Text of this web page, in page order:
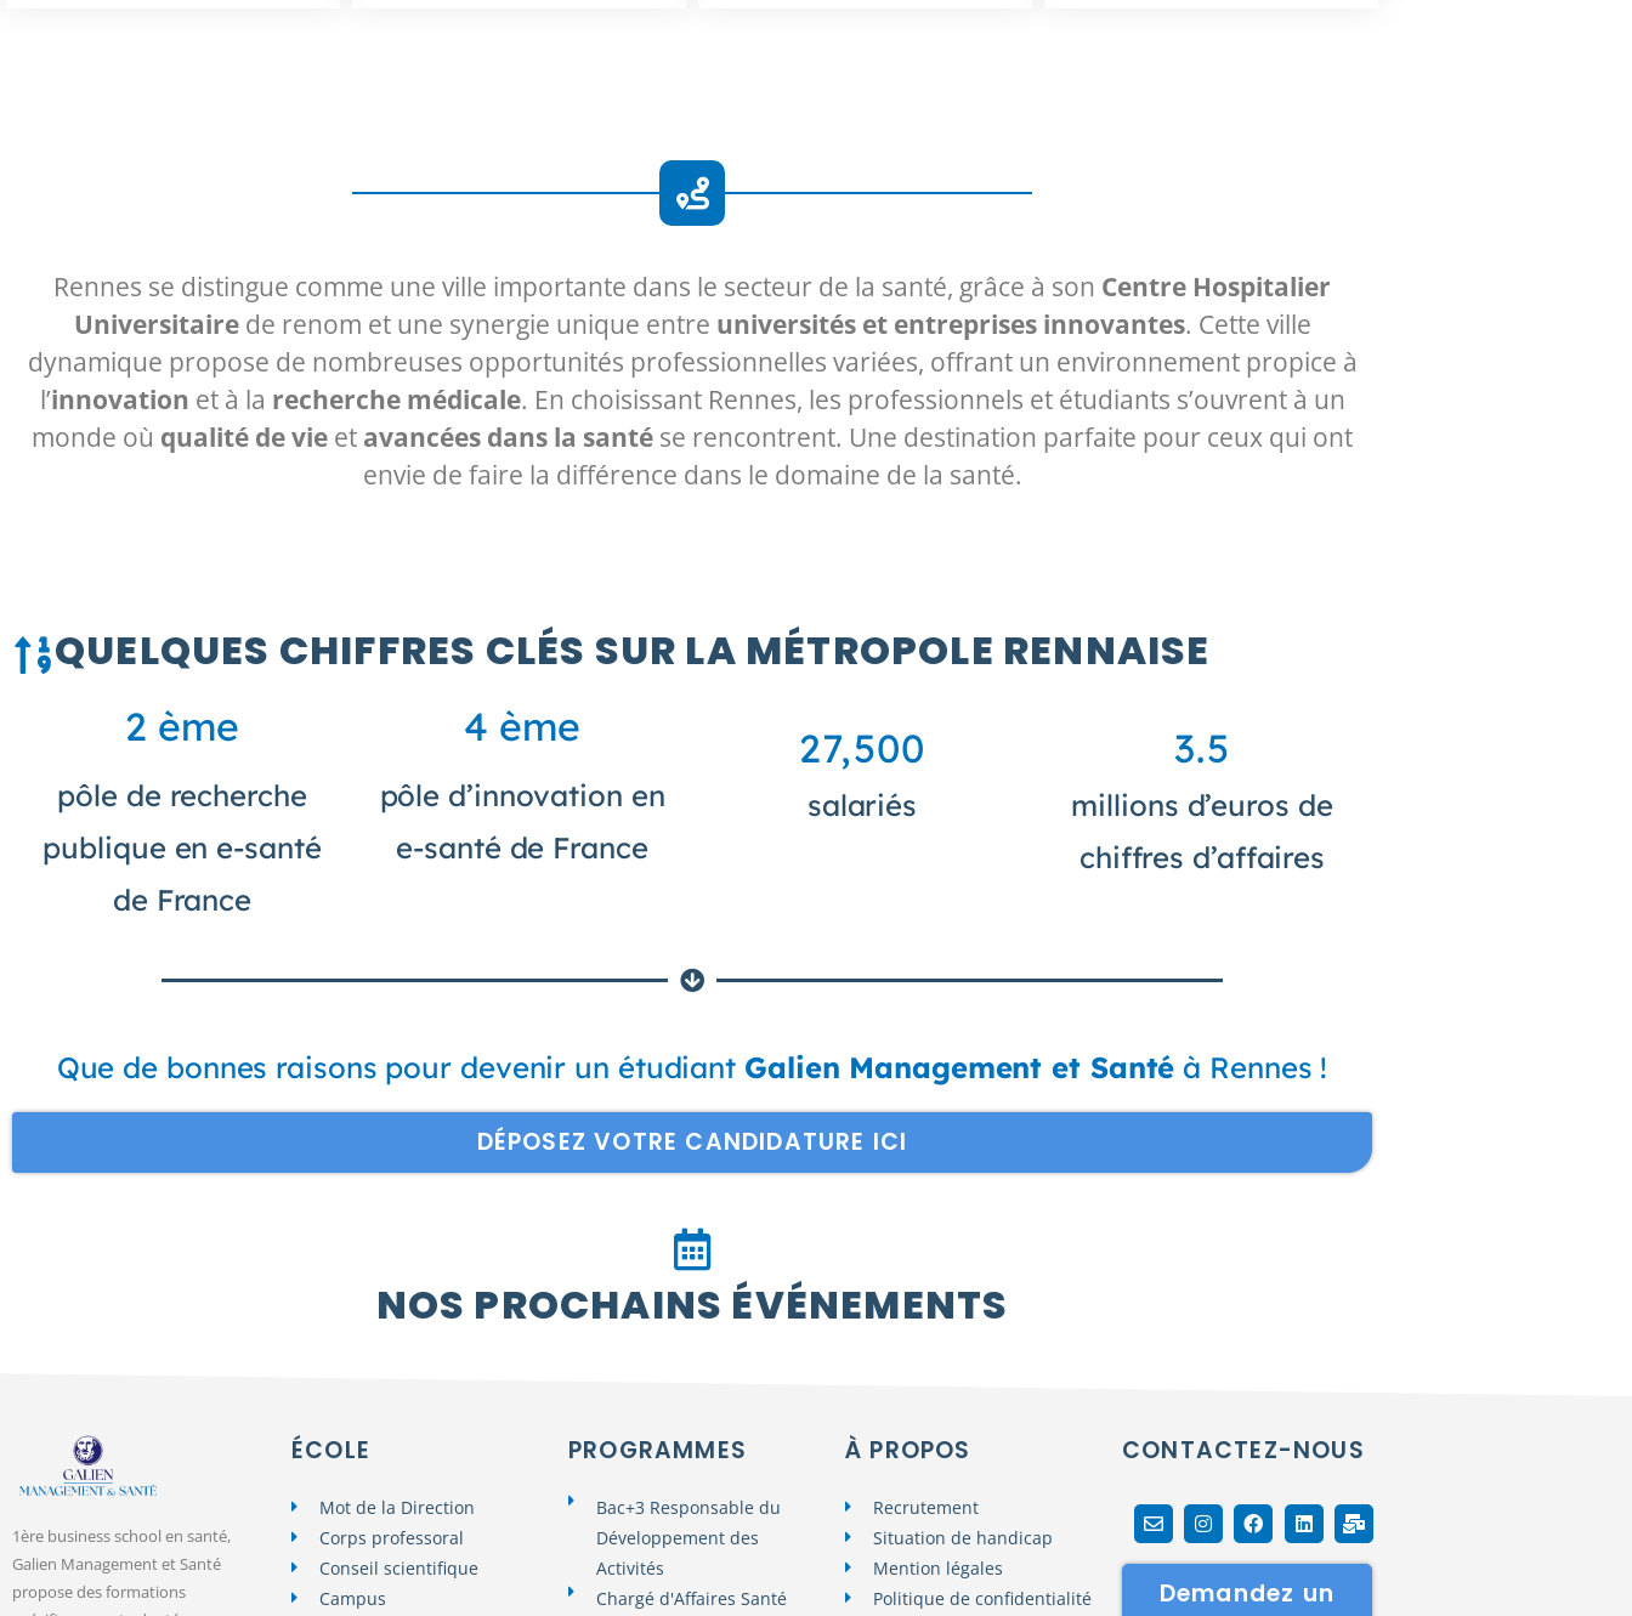
Rennes se distingue comme une ville importante dans le secteur de la santé, grâce à son Centre Hospitalier
Universitairede renom et une synergie unique entre universités et entreprises innovantes. Cette ville
dynamique propose de nombreuses opportunités professionnelles variées, offrant un environnement propice à
l’innovation et à la recherche médicale. En choisissant Rennes, les professionnels et étudiants s’ouvrent à un
monde où qualité de vie et avancées dans la santé se rencontrent. Une destination parfaite pour ceux qui ont
envie de faire la différence dans le domaine de la santé.
QUELQUES CHIFFRES CLÉS SUR LA MÉTROPOLE RENNAISE
2 ème
pôle de recherche
publique en e-santé
de France
4 ème
pôle d’innovation en
e-santé de France
27,500
salariés
3.5
millions d’euros de
chiffres d’affaires
Que de bonnes raisons pour devenir un étudiant Galien Management et Santé à Rennes !
DÉPOSEZ VOTRE CANDIDATURE ICI
NOS PROCHAINS ÉVÉNEMENTS
1ère business school en santé,
Galien Management et Santé
propose des formations
ÉCOLE
Mot de la Direction
Corps professoral
Conseil scientifique
Campus
PROGRAMMES
Bac+3 Responsable du
Développement des
Activités
Chargé d'Affaires Santé
À PROPOS
Recrutement
Situation de handicap
Mention légales
Politique de confidentialité
CONTACTEZ-NOUS
Demandez un